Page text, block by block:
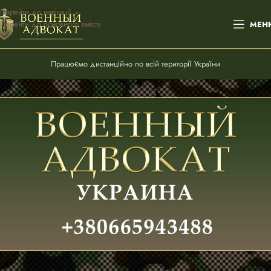
Перейти до навігації
Перейти до основного вмісту
Працюємо дистанційно по всій території України